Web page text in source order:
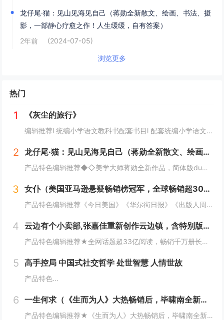
龙仔尾·猫：见山见海见自己（蒋勋全新散文、绘画、书法、摄
影，一部静心疗愈之作！人生缓缓，自有答案）
2年前
(2024-07-05)
浏览更多
热门
1 《灰尘的旅行》
编辑推荐l 统编小学语文教科书配套书目l 配套统编小学语文教科书“快乐读书吧”栏目同步使用l 统编义务教育教科书小学语文主编曹文轩、陈先云担纲主编l 精选原作，提供阅读指导l 人民教育出版社课程教材研究所小学语文课程研究开发中心编辑出版l...
2 龙仔尾·猫：见山见海见自己（蒋勋全新散文、绘画、书法、摄影，一部静心疗愈之作！人生缓缓，自有答案）
产品特色编辑推荐◆◇美学大师蒋勋全新作品，简体版du家授权！收录蒋勋全新随笔、书法、绘画、摄影，一部静心疗愈之作！◆◇蒋勋美学散文代表作，寻找一个人的桃花源！蒋勋的散文充满东方美学韵味，独树一帜，几十年来畅销两岸三地千万册，是一代人心目中的...
3 女仆（美国亚马逊悬疑畅销榜冠军，全球畅销超300万册，《纽约时报》霸榜39周）
产品特色编辑推荐《今日美国》《华尔街日报》《出版人周刊》《星期日泰晤士报》联袂推荐，《纽约时报》畅销榜霸榜39周，美国亚马逊悬疑畅销榜NO.1，美国亚马逊2023年度最佳图书奖，Goodreads 2023年度读者选择奖，2023年荣获国际...
4 云边有个小卖部,张嘉佳重新创作云边镇，含特别版三封面原著、声画光影书、影视周边
产品特色编辑推荐★全网话题超33亿阅读，畅销千万册长篇小说升级套装，张嘉佳的创作巅峰，热卖6年不衰之作！★同名电影由张嘉佳执导，彭昱畅饰演刘十三，周也饰演程霜，著名摄影师李屏宾为摄影指导。★全新升级版声画光影套装，内含特别版三封面原著小说、...
5 高手控局 中国式社交哲学 处世智慧 人情世故
产品特色...
6 一生何求（《生而为人》大热畅销后，毕啸南全新小说力作，书写一个家族四代人的命运狂想曲）
产品特色编辑推荐★《生而为人》大热畅销后，毕啸南全新小说力作！《一生何求》，是追问，是思索，也是回答。★一个家族四代人的命运狂想曲：一次国境线上的生死大逃亡、一首底层女性的情欲之歌、一场杀死父权的无声挑战……一代人有一代人的风雪，一代人有一...